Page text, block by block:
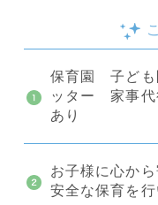
保育園 子ど
ッター 家事代
あり
お子様に心か
安全な保育を行